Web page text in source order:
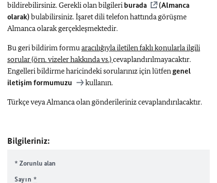
bildirebilirsiniz. Gerekli olan bilgileri burada
(Almanca
olarak) bulabilirsiniz. İşaret dili telefon hattında görüşme
Almanca olarak gerçekleşmektedir.
Bu geri bildirim formuaracılığıyla iletilen faklı konularla ilgili
sorular (örn. vizeler hakkında vs.)cevaplandırılmayacaktır.
Engelleri bildirme haricindeki sorularınız için lütfengenel
iletişim formumuzu
kullanın.
Türkçe veya Almanca olan gönderileriniz cevaplandırılacaktır.
Bilgileriniz:
* Zorunlu alan
Sayın*